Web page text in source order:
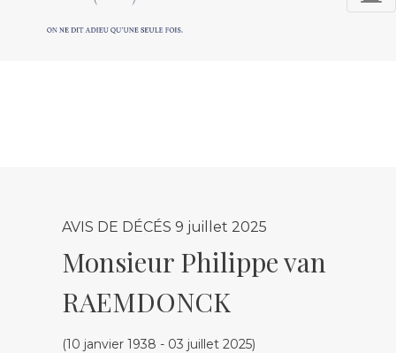
AVIS DE DÉCÉS 9 juillet 2025
Monsieur Philippe van
RAEMDONCK
(10 janvier 1938 - 03 juillet 2025)